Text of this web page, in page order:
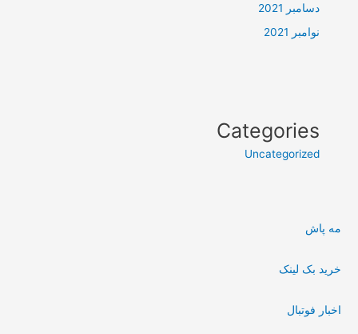
دسامبر 2021
نوامبر 2021
Categories
Uncategorized
مه پاش
خرید بک لینک
اخبار فوتبال